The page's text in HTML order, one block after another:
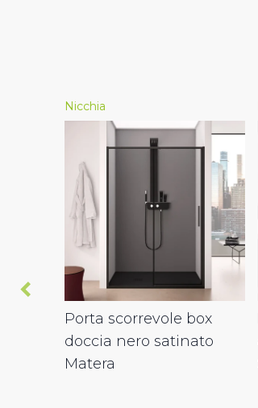
Nicchia
Porta scorrevole box
doccia nero satinato
Matera